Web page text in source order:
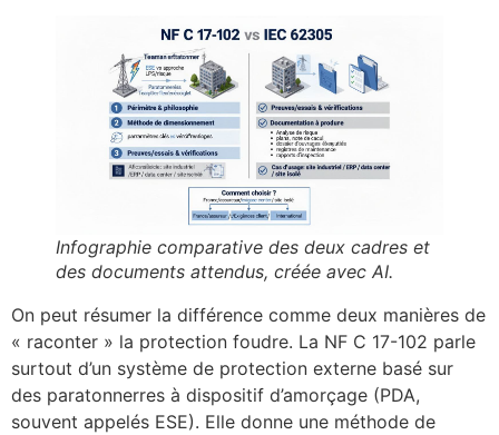
Infographie comparative des deux cadres et
des documents attendus, créée avec AI.
On peut résumer la différence comme deux manières de
« raconter » la protection foudre. La NF C 17-102 parle
surtout d’un système de protection externe basé sur
des paratonnerres à dispositif d’amorçage (PDA,
souvent appelés ESE). Elle donne une méthode de